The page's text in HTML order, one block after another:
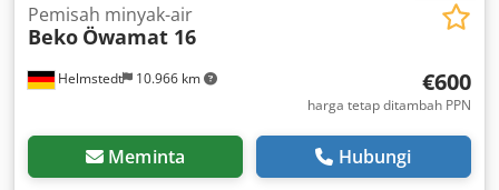
Helmstedt 10.966 km
Pemisah minyak-air
Beko Öwamat 16
€600
harga tetap ditambah PPN
Meminta Hubungi